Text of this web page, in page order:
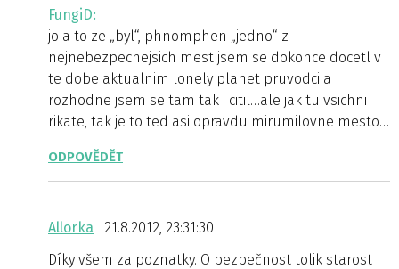
FungiD:
jo a to ze „byl“, phnomphen „jedno“ z
nejnebezpecnejsich mest jsem se dokonce docetl v
te dobe aktualnim lonely planet pruvodci a
rozhodne jsem se tam tak i citil…ale jak tu vsichni
rikate, tak je to ted asi opravdu mirumilovne mesto…
ODPOVĚDĚT
Allorka
21.8.2012, 23:31:30
Díky všem za poznatky. O bezpečnost tolik starost